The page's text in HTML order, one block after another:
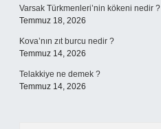
Varsak Türkmenleri’nin kökeni nedir ?
Temmuz 18, 2026
Kova’nın zıt burcu nedir ?
Temmuz 14, 2026
Telakkiye ne demek ?
Temmuz 14, 2026